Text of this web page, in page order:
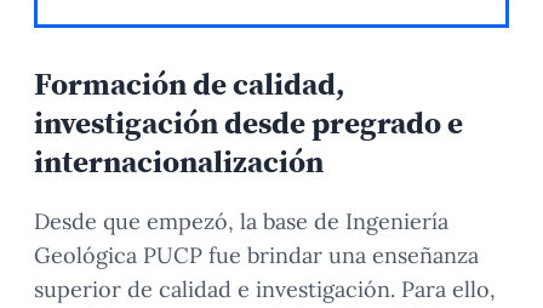
Formación de calidad,
investigación desde pregrado e
internacionalización
Desde que empezó, la base de Ingeniería
Geológica PUCP fue brindar una enseñanza
superior de calidad e investigación. Para ello,